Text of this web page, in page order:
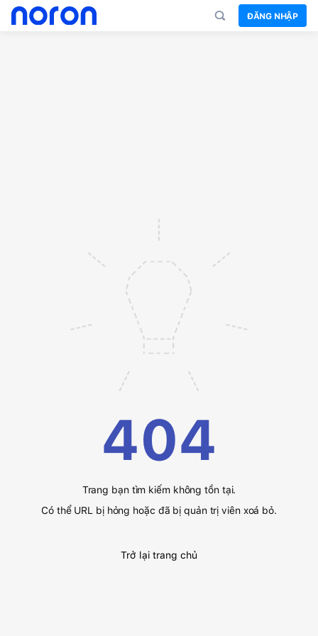
ĐĂNG NHẬP
404
Trang bạn tìm kiếm không tồn tại.
Có thể URL bị hỏng hoặc đã bị quản trị viên xoá bỏ.
Trở lại trang chủ